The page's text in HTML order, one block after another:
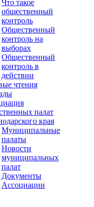
Что такое
общественный
контроль
Общественный
контроль на
выборах
Общественный
контроль в
действии
чтения
палат
края
Муниципальные
палаты
Новости
муниципальных
палат
Документы
Ассоциации